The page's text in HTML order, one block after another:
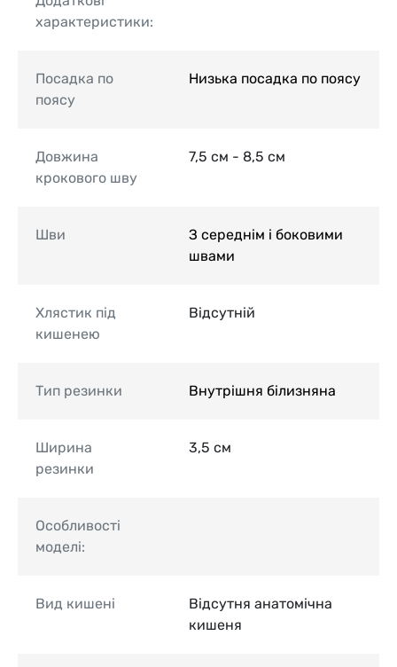
характеристики:
Посадка по
поясу
Низька посадка по поясу
Довжина
крокового шву
7,5 см - 8,5 см
Шви
З середнім і боковими
швами
Хлястик під
кишенею
Відсутній
Тип резинки Внутрішня білизняна
Ширина
резинки
3,5 см
Особливості
моделі:
Вид кишені
Відсутня анатомічна
кишеня